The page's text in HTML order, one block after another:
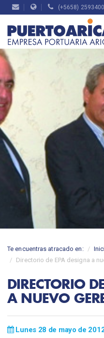
(+5658) 2593400
Te encuentras atracado en:
Directorio de EPA designa a
DIRECTORIO
A NUEVO
Lunes 28 de mayo de